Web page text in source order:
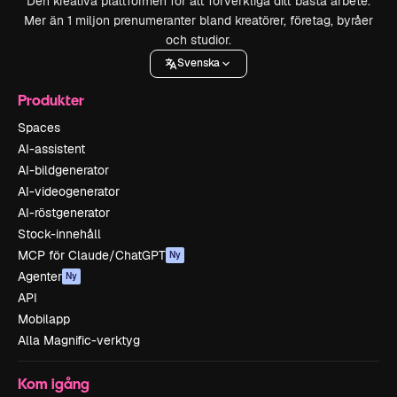
Mer än 1 miljon prenumeranter bland kreatörer, företag, byråer
och studior.
Svenska
Produkter
Spaces
AI-assistent
AI-bildgenerator
AI-videogenerator
AI-röstgenerator
Stock-innehåll
MCP för Claude/ChatGPT Ny
Agenter Ny
API
Mobilapp
Alla Magnific-verktyg
Kom igång